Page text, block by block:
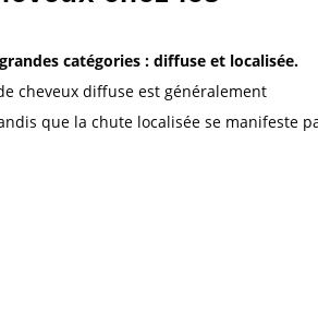
catégories : diffuse et localisée.
cheveux diffuse est généralement
que la chute localisée se manifeste